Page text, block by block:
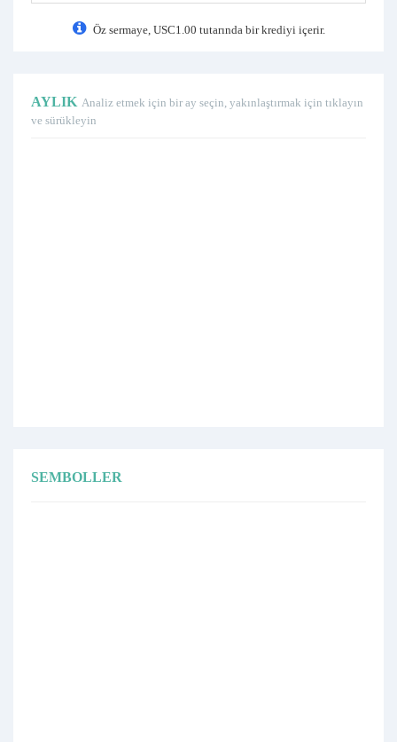
Öz sermaye, USC1.00 tutarında bir krediyi içerir.
AYLIK Analiz etmek için bir ay seçin, yakınlaştırmak için tıklayın
ve sürükleyin
SEMBOLLER